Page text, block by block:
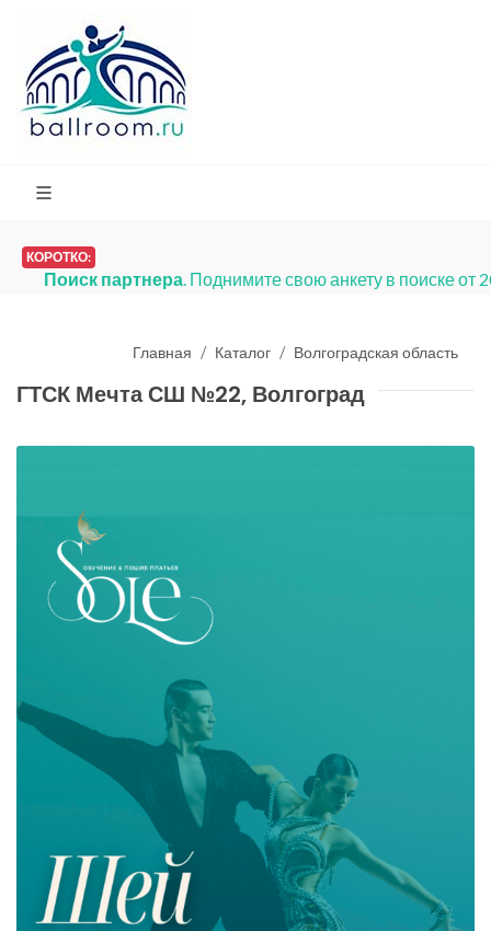
КОРОТКО:
Поиск партнера. Поднимите свою анкету в поиске от
Главная Каталог Волгоградская область
ГТСК Мечта СШ №22, Волгоград